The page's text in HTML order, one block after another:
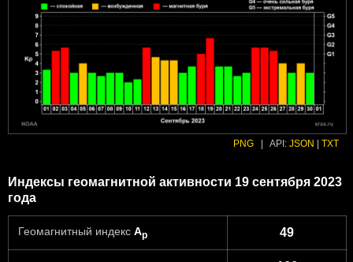
PNG API: JSON TXT
Индексы геомагнитной активности 19 сентября 2023
года
Геомагнитный индекс Ap 49